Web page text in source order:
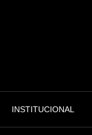
INSTITUCIONAL